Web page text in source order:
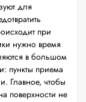
для
при
нужно время
в большом
пункты приема
Главное, чтобы
поверхности не